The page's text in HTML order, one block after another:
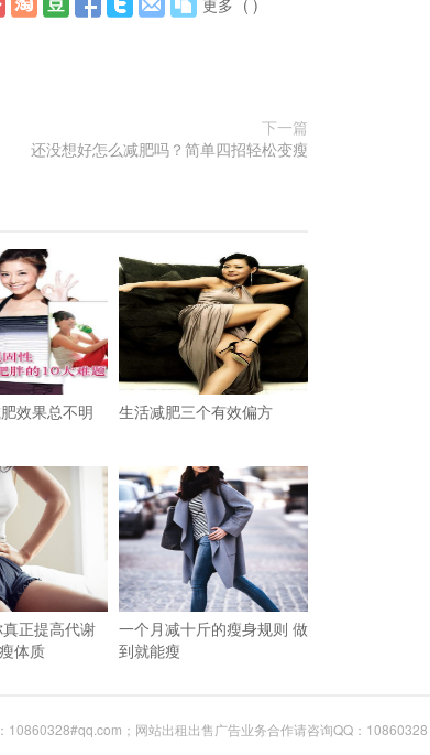
更多 ( )
下一篇
还没想好怎么减肥吗？简单四招轻松变瘦
效果总不明
生活减肥三个有效偏方
正提高代谢
体质
一个月减十斤的瘦身规则 做
到就能瘦
；网站出租出售广告业务合作请咨询QQ：10860328